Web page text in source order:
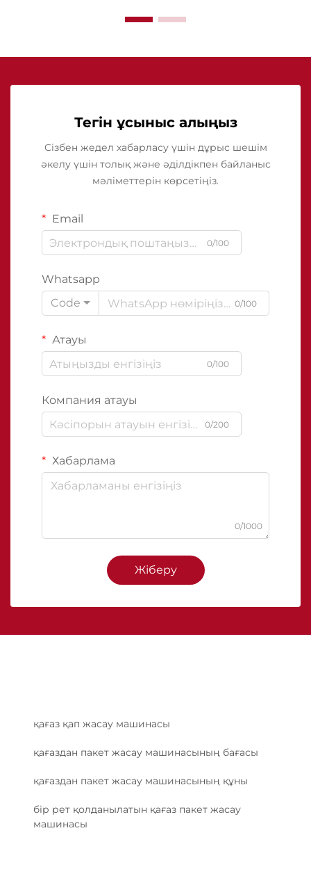
Тегін ұсыныс алыңыз
Сізбен жедел хабарласу үшін дұрыс шешім
әкелу үшін толық және әділдікпен байланыс
мәліметтерін көрсетіңіз.
Email
0/100
Whatsapp
Code
0/100
Атауы
0/100
Компания атауы
0/200
Хабарлама
0/1000
Жіберу
қағаз қап жасау машинасы
қағаздан пакет жасау машинасының бағасы
қағаздан пакет жасау машинасының құны
бір рет қолданылатын қағаз пакет жасау
машинасы